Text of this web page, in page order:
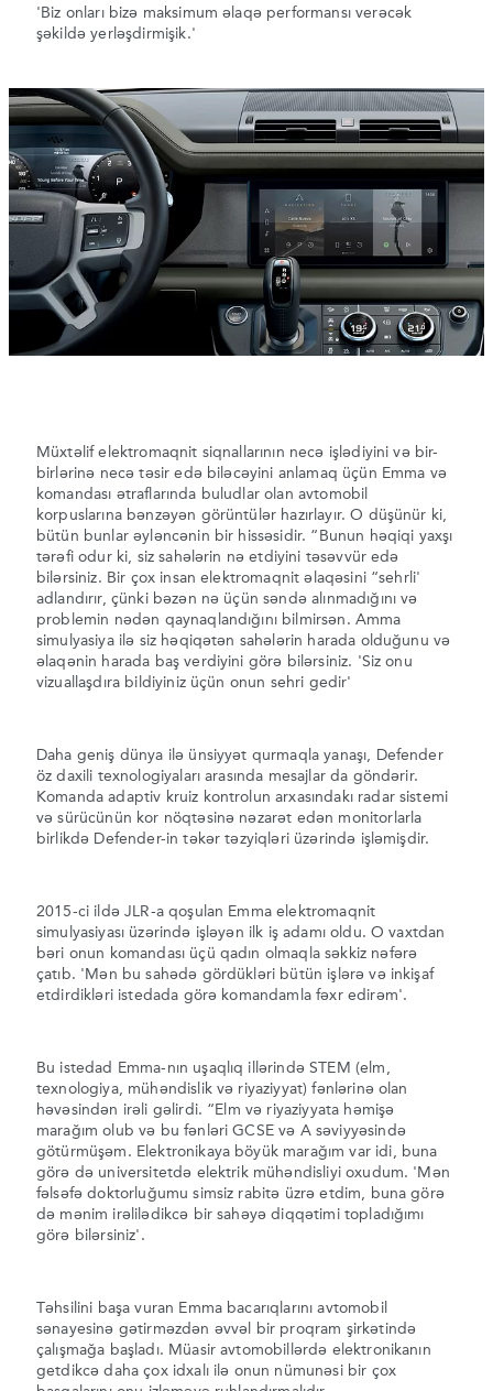
'Biz onları bizə maksimum əlaqə performansı verəcək
şəkildə yerləşdirmişik.'
Müxtəlif elektromaqnit siqnallarının necə işlədiyini və bir-
birlərinə necə təsir edə biləcəyini anlamaq üçün Emma və
komandası ətraflarında buludlar olan avtomobil
korpuslarına bənzəyən görüntülər hazırlayır. O düşünür ki,
bütün bunlar əyləncənin bir hissəsidir. “Bunun həqiqi yaxşı
tərəfi odur ki, siz sahələrin nə etdiyini təsəvvür edə
bilərsiniz. Bir çox insan elektromaqnit əlaqəsini “sehrli'
adlandırır, çünki bəzən nə üçün səndə alınmadığını və
problemin nədən qaynaqlandığını bilmirsən. Amma
simulyasiya ilə siz həqiqətən sahələrin harada olduğunu və
əlaqənin harada baş verdiyini görə bilərsiniz. 'Siz onu
vizuallaşdıra bildiyiniz üçün onun sehri gedir'
Daha geniş dünya ilə ünsiyyət qurmaqla yanaşı, Defender
öz daxili texnologiyaları arasında mesajlar da göndərir.
Komanda adaptiv kruiz kontrolun arxasındakı radar sistemi
və sürücünün kor nöqtəsinə nəzarət edən monitorlarla
birlikdə Defender-in təkər təzyiqləri üzərində işləmişdir.
2015-ci ildə JLR-a qoşulan Emma ​​elektromaqnit
simulyasiyası üzərində işləyən ilk iş adamı oldu. O vaxtdan
bəri onun komandası üçü qadın olmaqla səkkiz nəfərə
çatıb. 'Mən bu sahədə gördükləri bütün işlərə və inkişaf
etdirdikləri istedada görə komandamla fəxr edirəm'.
Bu istedad Emma-nın uşaqlıq illərində STEM (elm,
texnologiya, mühəndislik və riyaziyyat) fənlərinə olan
həvəsindən irəli gəlirdi. “Elm və riyaziyyata həmişə
marağım olub və bu fənləri GCSE və A səviyyəsində
götürmüşəm. Elektronikaya böyük marağım var idi, buna
görə də universitetdə elektrik mühəndisliyi oxudum. 'Mən
fəlsəfə doktorluğumu simsiz rabitə üzrə etdim, buna görə
də mənim irəlilədikcə bir sahəyə diqqətimi topladığımı
görə bilərsiniz'.
Təhsilini başa vuran Emma bacarıqlarını avtomobil
sənayesinə gətirməzdən əvvəl bir proqram şirkətində
çalışmağa başladı. Müasir avtomobillərdə elektronikanın
getdikcə daha çox idxalı ilə onun nümunəsi bir çox